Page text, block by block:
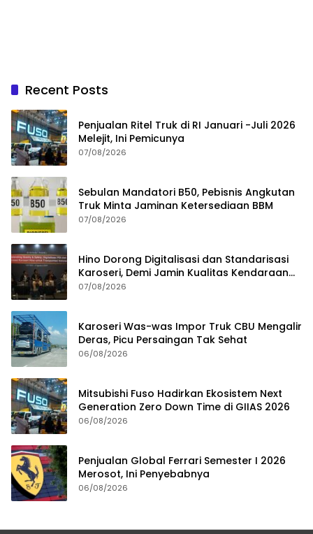
Recent Posts
Penjualan Ritel Truk di RI Januari -Juli 2026
Melejit, Ini Pemicunya
07/08/2026
Sebulan Mandatori B50, Pebisnis Angkutan
Truk Minta Jaminan Ketersediaan BBM
07/08/2026
Hino Dorong Digitalisasi dan Standarisasi
Karoseri, Demi Jamin Kualitas Kendaraan
Pelanggan
07/08/2026
Karoseri Was-was Impor Truk CBU Mengalir
Deras, Picu Persaingan Tak Sehat
06/08/2026
Mitsubishi Fuso Hadirkan Ekosistem Next
Generation Zero Down Time di GIIAS 2026
06/08/2026
Penjualan Global Ferrari Semester I 2026
Merosot, Ini Penyebabnya
06/08/2026